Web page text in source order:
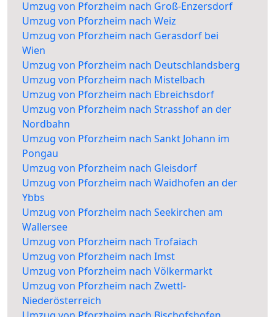
Umzug von Pforzheim nach Groß-Enzersdorf
Umzug von Pforzheim nach Weiz
Umzug von Pforzheim nach Gerasdorf bei
Wien
Umzug von Pforzheim nach Deutschlandsberg
Umzug von Pforzheim nach Mistelbach
Umzug von Pforzheim nach Ebreichsdorf
Umzug von Pforzheim nach Strasshof an der
Nordbahn
Umzug von Pforzheim nach Sankt Johann im
Pongau
Umzug von Pforzheim nach Gleisdorf
Umzug von Pforzheim nach Waidhofen an der
Ybbs
Umzug von Pforzheim nach Seekirchen am
Wallersee
Umzug von Pforzheim nach Trofaiach
Umzug von Pforzheim nach Imst
Umzug von Pforzheim nach Völkermarkt
Umzug von Pforzheim nach Zwettl-
Niederösterreich